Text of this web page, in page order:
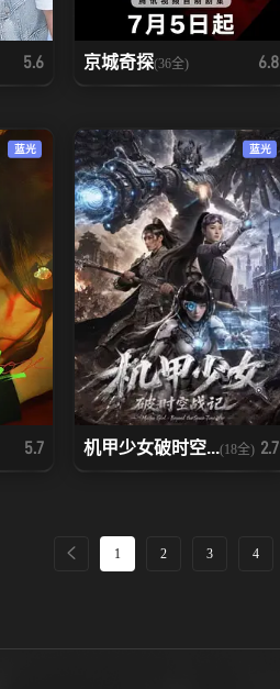
5.6 京城奇探(36全) 6.8
蓝光
5.7
蓝光
机甲少女破时空...(18全) 2.7
1 2 3 4